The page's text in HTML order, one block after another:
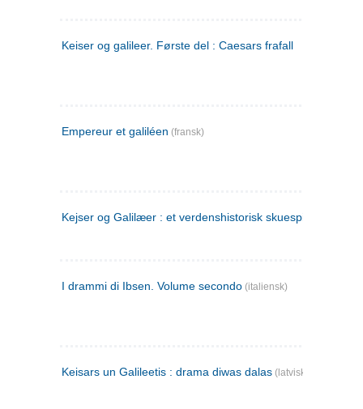
Keiser og galileer. Første del : Caesars frafall
Empereur et galiléen (fransk)
Kejser og Galilæer : et verdenshistorisk skuespil
I drammi di Ibsen. Volume secondo (italiensk)
Keisars un Galileetis : drama diwas dalas (latvisk)